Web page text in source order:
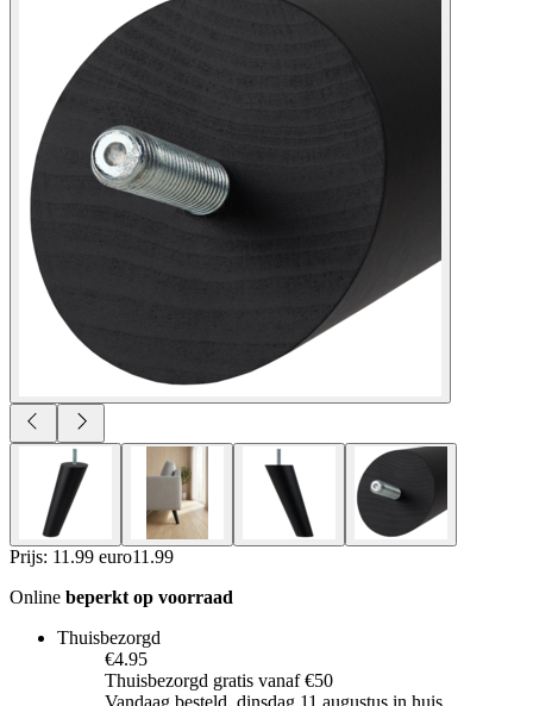
Prijs: 11.99 euro11 .99
Online beperkt op voorraad
Thuisbezorgd
€4.95
Thuisbezorgd gratis vanaf €50
Vandaag besteld, dinsdag 11 augustus in huis